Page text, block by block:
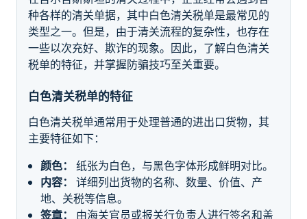
种各样的清关单据，其中白色清关税单是最常见的
类型之一。但是，由于清关流程的复杂性，也存在
一些以次充好、欺诈的现象。因此，了解白色清关
税单的特征，并掌握防骗技巧至关重要。
白色清关税单的特征
白色清关税单通常用于处理普通的进出口货物，其
主要特征如下：
颜色：
纸张为白色，与黑色字体形成鲜明对比。
内容：
详细列出货物的名称、数量、价值、产
地、关税等信息。
签章：
由海关官员或报关行负责人进行签名和盖